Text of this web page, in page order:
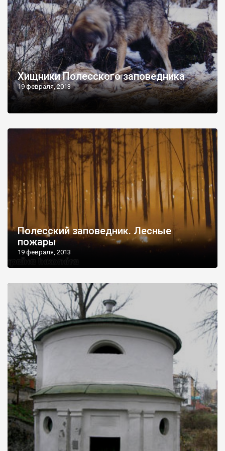
Хищники Полесского заповедника
19 февраля, 2013
Полесский заповедник. Лесные
пожары
19 февраля, 2013